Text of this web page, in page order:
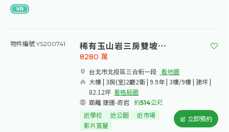
物件編號 YS200741 稀有玉山岩三房雙坡平車
台北市北投區三合街一段​ 看地圖
大樓 | 3房(室)2廳2衛 | 9.9年 | 3樓/9樓 | 建坪 |
82.12坪 看格局圖
距離 捷運-奇岩
約514公尺
8280 萬
近學校 近公園
近市場
影片賞屋
立即預約